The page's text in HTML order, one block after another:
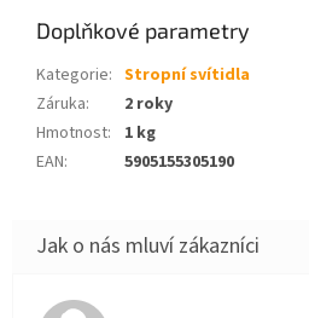
Doplňkové parametry
Kategorie: Stropní svítidla
Záruka:
2 roky
Hmotnost:
1 kg
EAN: 5905155305190